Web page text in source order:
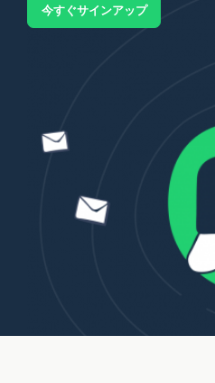
今すぐサインアップ